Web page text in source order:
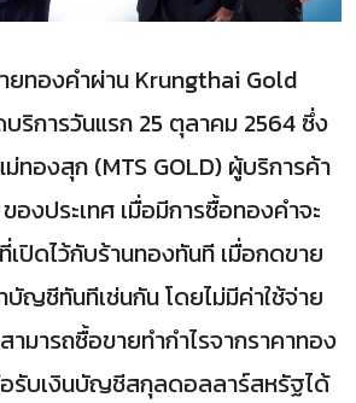
ยทองคำผ่าน Krungthai Gold
ริการวันแรก 25 ตุลาคม 2564 ซึ่ง
ทองสุก (MTS GOLD) ผู้บริการค้า
งประเทศ เมื่อมีการซื้อทองคำจะ
เปิดไว้กับร้านทองทันที เมื่อกดขาย
บัญชีทันทีเช่นกัน โดยไม่มีค่าใช้จ่าย
ามารถซื้อขายทำกำไรจากราคาทอง
รับเงินบัญชีสกุลดอลลาร์สหรัฐได้